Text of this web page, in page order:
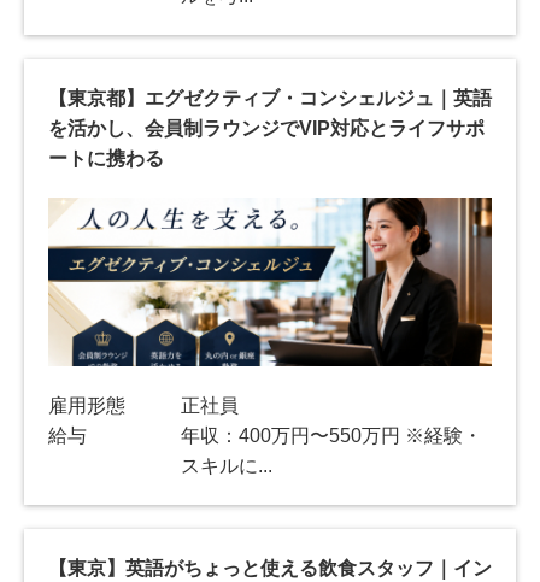
【東京都】エグゼクティブ・コンシェルジュ｜英語
を活かし、会員制ラウンジでVIP対応とライフサポ
ートに携わる
雇用形態
正社員
給与
年収：400万円〜550万円 ※経験・
スキルに...
【東京】英語がちょっと使える飲食スタッフ｜イン